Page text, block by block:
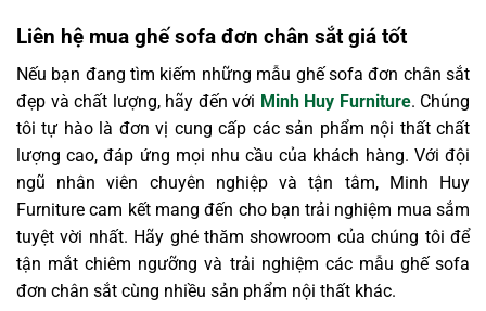
Liên hệ mua ghế sofa đơn chân sắt giá tốt
Nếu bạn đang tìm kiếm những mẫu ghế sofa đơn chân sắt
đẹp và chất lượng, hãy đến với Minh Huy Furniture. Chúng
tôi tự hào là đơn vị cung cấp các sản phẩm nội thất chất
lượng cao, đáp ứng mọi nhu cầu của khách hàng. Với đội
ngũ nhân viên chuyên nghiệp và tận tâm, Minh Huy
Furniture cam kết mang đến cho bạn trải nghiệm mua sắm
tuyệt vời nhất. Hãy ghé thăm showroom của chúng tôi để
tận mắt chiêm ngưỡng và trải nghiệm các mẫu ghế sofa
đơn chân sắt cùng nhiều sản phẩm nội thất khác.